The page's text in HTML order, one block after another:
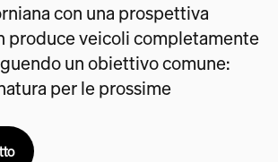
con una prospettiva
produce veicoli completamente
un obiettivo comune:
per le prossime